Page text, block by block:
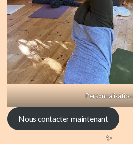
Personnalisation
Nous contacter maintenant
✨